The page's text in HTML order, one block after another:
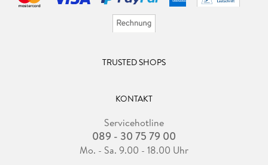
TRUSTED SHOPS
KONTAKT
Servicehotline
089 - 30 75 79 00
Mo. - Sa. 9.00 - 18.00 Uhr